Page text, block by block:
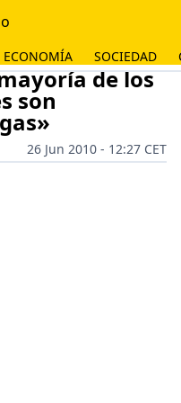
ECONOMÍA SOCIEDAD
de los
son
26 Jun 2010 - 12:27 CET